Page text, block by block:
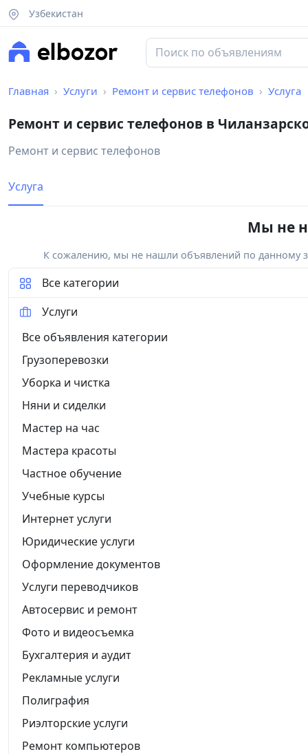
Узбекистан
Главная Услуги Ремонт и сервис телефонов Услуга
Ремонт и сервис телефонов в
Ремонт и сервис телефонов
Услуга
Мы не
К сожалению, мы не нашли объявлений по данному
Все категории
Услуги
Все объявления категории
Грузоперевозки
Уборка и чистка
Няни и сиделки
Мастер на час
Мастера красоты
Частное обучение
Учебные курсы
Интернет услуги
Юридические услуги
Оформление документов
Услуги переводчиков
Автосервис и ремонт
Фото и видеосъемка
Бухгалтерия и аудит
Рекламные услуги
Полиграфия
Риэлторские услуги
Ремонт компьютеров